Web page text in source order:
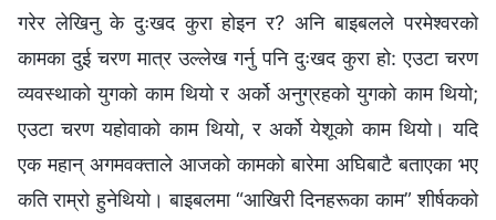
गरेर लेखिनु के दुःखद कुरा होइन र? अनि बाइबलले परमेश्‍वरको
कामका दुई चरण मात्र उल्लेख गर्नु पनि दुःखद कुरा हो: एउटा चरण
व्यवस्थाको युगको काम थियो र अर्को अनुग्रहको युगको काम थियो;
एउटा चरण यहोवाको काम थियो, र अर्को येशूको काम थियो। यदि
एक महान् अगमवक्ताले आजको कामको बारेमा अघिबाटै बताएका भए
कति राम्रो हुनेथियो। बाइबलमा “आखिरी दिनहरूका काम” शीर्षकको